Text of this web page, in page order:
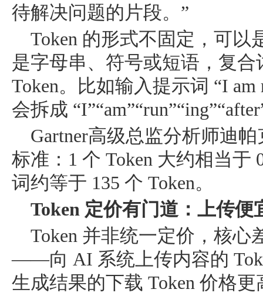
待解决问题的片段。”
Token 的形式不固定，可
是字母串、符号或短语，复
Token。比如输入提示词 “I am
会拆成
Gartner高级总监分析师迪
标准：1 个 Token 大约相当于
词约等于 135 个 Token。
Token 定价有门道：上传便
Token 并非统一定价，核心
——向 AI 系统上传内容的
生成结果的下载 Token 价格更